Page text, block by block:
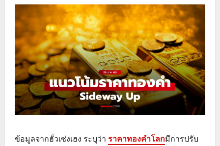
ข้อมูลจากฮั่วเซ่งเฮง ระบุว่า ราคาทองคำโลกมีการปรับ